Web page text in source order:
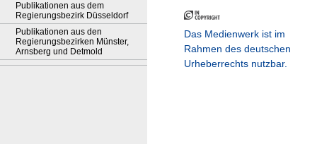
Publikationen aus dem
Regierungsbezirk Düsseldorf
Publikationen aus den
Regierungsbezirken Münster,
Arnsberg und Detmold
Das Medienwerk ist im
Rahmen des deutschen
Urheberrechts nutzbar.